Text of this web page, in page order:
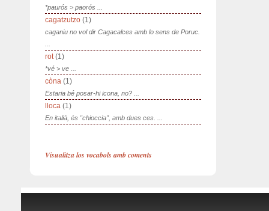
*paurós > paorós ...
cagatzutzo (1)
caganiu no vol dir Cagacalces amb lo sens de Poruc.
rot(1)
*vé > ve ...
còna (1)
Estaria bé posar-hi icona, no? ...
lloca (1)
En italià, és "chioccia", amb dues ces. ...
Visualitza los vocabols amb coments